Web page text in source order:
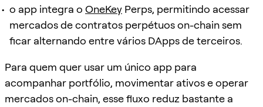
o app integra o OneKey Perps, permitindo acessar
mercados de contratos perpétuos on-chain sem
ficar alternando entre vários DApps de terceiros.
Para quem quer usar um único app para
acompanhar portfólio, movimentar ativos e operar
mercados on-chain, esse fluxo reduz bastante a